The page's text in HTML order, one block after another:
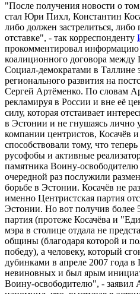
"После получения новости о
стал Юри Пихл, Константин
либо должен застрелиться,
отставке", - так корреспонденту
прокомментировал информацию
коалиционного договора между
Социал-демократами в Таллине
регионального развития на
Сергей Артёменко. По словам
рекламируя в России и вне её
силу, которая отстаивает
в Эстонии и не гнушаясь лично
компании центристов, Косачёв
способствовали тому, что
русофобы и активные
памятника Воину-
очередной раз послужили
борьбе в Эстонии. Косачёв не
именно Центристская партия
Эстонии. Но вот получив более
партия (протеже Косачёва и
мэра в столице отдала не
общины (благодаря которой и
победу), а человеку, который
дубинками в апреле 2007 года
невиновных и был ярым
Воину-освободителю", - заявил